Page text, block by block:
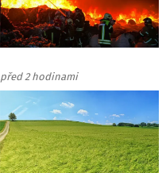
před 2 hodinami